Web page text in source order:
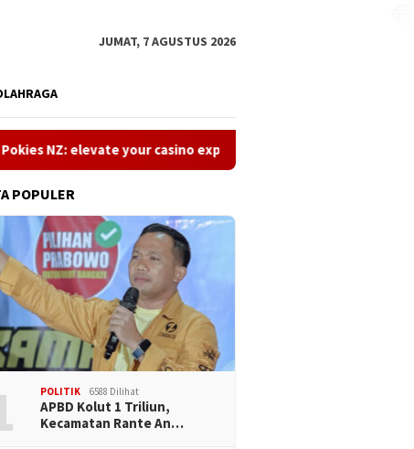
JUMAT, 7 AGUSTUS 2026
your casino experience today
POPULER
POLITIK 6588 Dilihat
APBD Kolut 1 Triliun,
Kecamatan Rante An…